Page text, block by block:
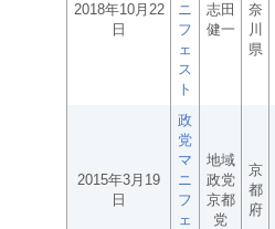
2018年10月22
日
ニ
フ
ェ
ス
ト
志田
健一
奈
川
県
2015年3月19
日
政
党
マ
ニ
フ
ェ
地域
政党
京都
党
京
都
府